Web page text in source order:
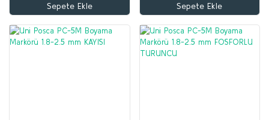
Sepete Ekle Sepete Ekle